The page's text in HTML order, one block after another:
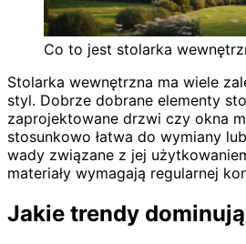
Co to jest stolarka
Stolarka wewnętrzna ma wiele
styl. Dobrze dobrane elementy
zaprojektowane drzwi czy okna
stosunkowo łatwa do wymiany
wady związane z jej
materiały wymagają regularnej
Jakie trendy